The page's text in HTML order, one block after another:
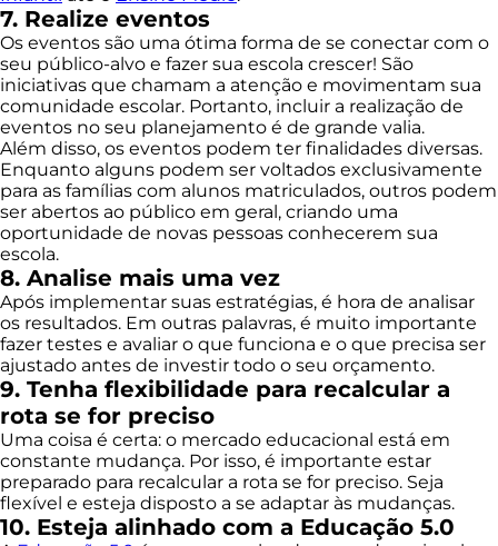
7. Realize eventos
Os eventos são uma ótima forma de se conectar com o
seu público-alvo e fazer sua escola crescer! São
iniciativas que chamam a atenção e movimentam sua
comunidade escolar. Portanto, incluir a realização de
eventos no seu planejamento é de grande valia.
Além disso, os eventos podem ter finalidades diversas.
Enquanto alguns podem ser voltados exclusivamente
para as famílias com alunos matriculados, outros podem
ser abertos ao público em geral, criando uma
oportunidade de novas pessoas conhecerem sua
escola.
8. Analise mais uma vez
Após implementar suas estratégias, é hora de analisar
os resultados. Em outras palavras, é muito importante
fazer testes e avaliar o que funciona e o que precisa ser
ajustado antes de investir todo o seu orçamento.
9. Tenha flexibilidade para recalcular a
rota se for preciso
Uma coisa é certa: o mercado educacional está em
constante mudança. Por isso, é importante estar
preparado para recalcular a rota se for preciso. Seja
flexível e esteja disposto a se adaptar às mudanças.
10. Esteja alinhado com a Educação 5.0